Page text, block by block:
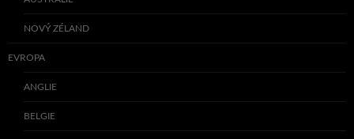
NOVÝ ZÉLAND
EVROPA
ANGLIE
BELGIE